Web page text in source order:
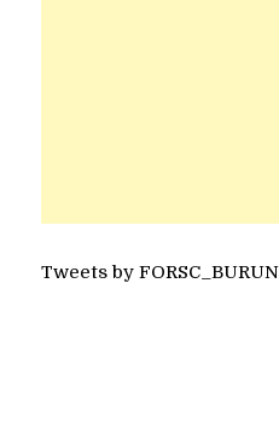
Tweets by